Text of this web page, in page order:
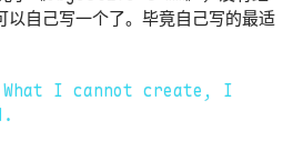
自己写一个了。毕竟自己写的最适
What I cannot create, I